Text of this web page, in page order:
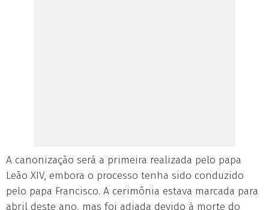
A canonização será a primeira realizada pelo papa
Leão XIV, embora o processo tenha sido conduzido
pelo papa Francisco. A cerimônia estava marcada para
abril deste ano, mas foi adiada devido à morte do